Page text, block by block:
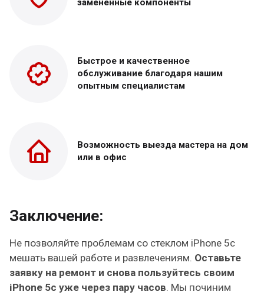
замененные компоненты
Быстрое и качественное
обслуживание благодаря нашим
опытным специалистам
Возможность выезда мастера на дом
или в офис
Заключение:
Не позволяйте проблемам со стеклом iPhone 5c
мешать вашей работе и развлечениям. Оставьте
заявку на ремонт и снова пользуйтесь своим
iPhone 5c уже через пару часов . Мы починим